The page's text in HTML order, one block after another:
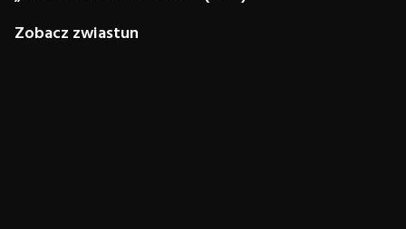
Zobacz zwiastun